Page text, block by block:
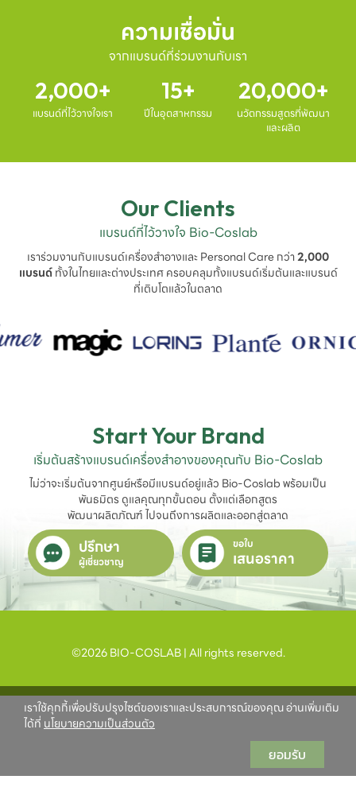
ความเชื่อมั่น
จากแบรนด์ที่ร่วมงานกับเรา
2,000
แบรนด์ที่ไว้วางใจเรา
15
ปีในอุตสาหกรรม
20,000
นวัตกรรมสูตรที่พัฒนา
และผลิต
Our Clients
แบรนด์ที่ไว้วางใจ Bio-Coslab
เราร่วมงานกับแบรนด์เครื่องสำอางและ Personal Care กว่า2,000
แบรนด์ทั้งในไทยและต่างประเทศ ครอบคลุมทั้งแบรนด์เริ่มต้นและแบรนด์
ที่เติบโตแล้วในตลาด
Start Your Brand
เริ่มต้นสร้างแบรนด์เครื่องสำอางของคุณกับ Bio-Coslab
ไม่ว่าจะเริ่มต้นจากศูนย์หรือมีแบรนด์อยู่แล้ว Bio-Coslab พร้อมเป็น
พันธมิตร ดูแลคุณทุกขั้นตอน ตั้งแต่เลือกสูตร
พัฒนาผลิตภัณฑ์ ไปจนถึงการผลิตและออกสู่ตลาด
ปรึกษา
ผู้เชี่ยวชาญ
ขอใบ
เสนอราคา
©2026 BIO-COSLAB | All rights reserved.
เราใช้คุกกี้เพื่อปรับปรุงไซต์ของเราและประสบการณ์ของคุณ อ่านเพิ่มเติม
ได้ที่ นโยบายความเป็นส่วนตัว
ยอมรับ